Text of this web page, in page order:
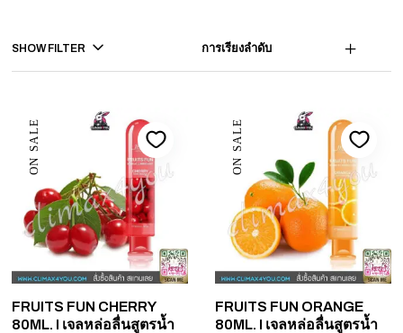
SHOW FILTER การเรียงลำดับ
ON SALE
FRUITS FUN CHERRY
80ML. I เจลหล่อลื่นสูตรน้ำ
ON SALE
FRUITS FUN ORANGE
80ML. I เจลหล่อลื่นสูตรน้ำ